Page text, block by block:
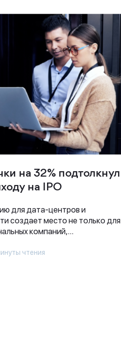
на 32% подтолкнул
на IPO
для дата-центров и
создает место не только для
компаний,...
чтения